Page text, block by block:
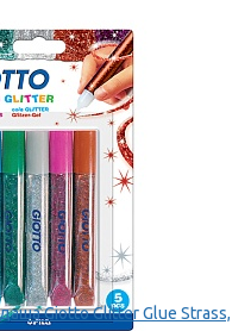
Giotto Glitter Glue Strass,